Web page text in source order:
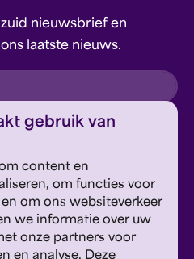
gebruik van
content en
om functies voor
om ons websiteverkeer
we informatie over uw
onze partners voor
en analyse. Deze
nieuwsbrief en
laatste nieuws.
en Servicevoorwaarden
ons!